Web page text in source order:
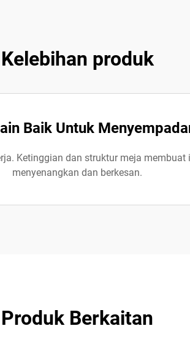
Kelebihan produk
Baik Untuk
Ketinggian dan struktur meja
menyenangkan dan berkesan.
Produk Berkaitan